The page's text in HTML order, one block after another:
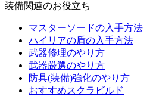
装備関連のお役立ち
マスターソードの入手方法
ハイリアの盾の入手方法
武器修理のやり方
武器厳選のやり方
防具(装備)強化のやり方
おすすめスクラビルド